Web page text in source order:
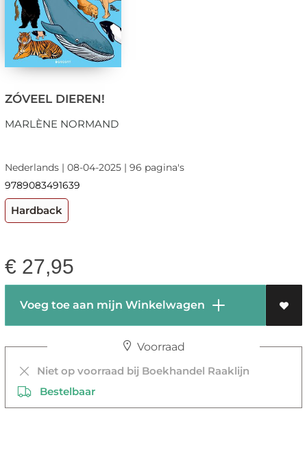
ZÓVEEL DIEREN!
MARLÈNE NORMAND
Nederlands | 08-04-2025 | 96 pagina's
9789083491639
Hardback
€ 27,95
Voeg toe aan mijn Winkelwagen
Voorraad
Niet op voorraad bij Boekhandel Raaklijn
Bestelbaar